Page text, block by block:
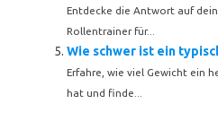
Entdecke die Antwort auf
Rollentrainer für...
Wie schwer ist ein
Erfahre, wie viel Gewicht ein
hat und finde...